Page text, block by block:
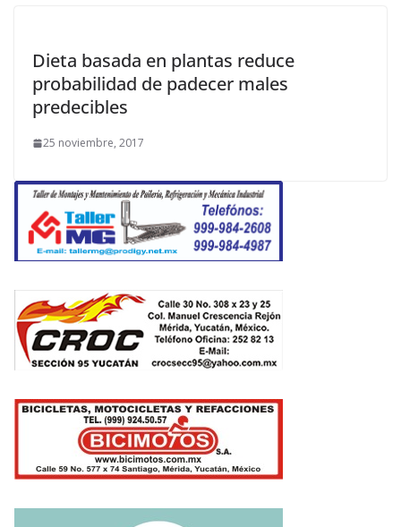
Dieta basada en plantas reduce
probabilidad de padecer males
predecibles
25 noviembre, 2017